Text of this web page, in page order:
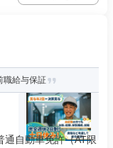
職給与保証
自動車免許（AT限